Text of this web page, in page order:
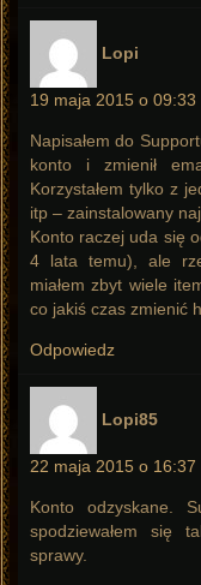
Lopi
19 maja 2015 o 09:33
Napisałem do
konto i zmienił
Korzystałem tylko z
itp – zainstalowany
Konto raczej uda się
4 lata temu), ale
miałem zbyt wiele
co jakiś czas zmienić
Odpowiedz
Lopi85
22 maja 2015 o 16:37
Konto odzyskane.
spodziewałem się
sprawy.